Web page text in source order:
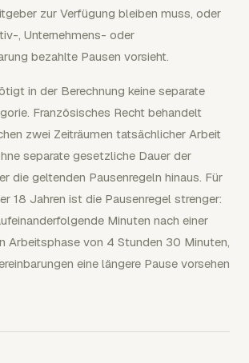
zur Verfügung bleiben muss, oder
, Unternehmens- oder
bezahlte Pausen vorsieht.
in der Berechnung keine separate
Französisches Recht behandelt
zwei Zeiträumen tatsächlicher Arbeit
separate gesetzliche Dauer der
die geltenden Pausenregeln hinaus. Für
18 Jahren ist die Pausenregel strenger:
Minuten nach einer
Arbeitsphase von 4 Stunden 30 Minuten,
eine längere Pause vorsehen